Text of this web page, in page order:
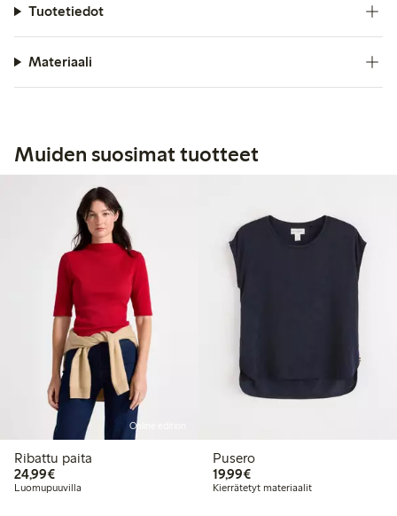
Tuotetiedot
Materiaali
Muiden suosimat tuotteet
Online edition
Ribattu paita
24,99€24,99 €
Luomupuuvilla
Pusero
19,99€19,99 €
Kierrätetyt materiaalit